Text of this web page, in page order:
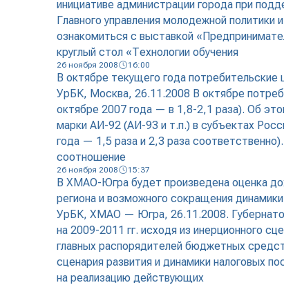
инициативе администрации города при
Главного управления молодежной
ознакомиться с выставкой
круглый стол «Технологии обучения
26 ноября 2008 16:00
В октябре текущего года
УрБК, Москва, 26.11.2008 В октябре
октябре 2007 года — в 1,8-2,1 раза). Об
марки АИ-92 (АИ-93 и т.п.) в субъектах
года — 1,5 раза и 2,3 раза
соотношение
26 ноября 2008 15:37
В ХМАО-Югра будет произведена оценка
региона и возможного сокращения
УрБК, ХМАО — Югра, 26.11.2008.
на 2009-2011 гг. исходя из инерционного
главных распорядителей бюджетных
сценария развития и динамики налоговых
на реализацию действующих